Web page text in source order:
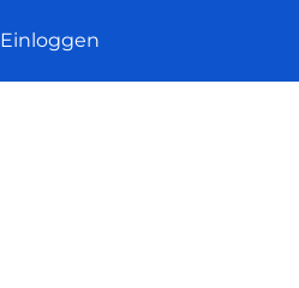
Einloggen